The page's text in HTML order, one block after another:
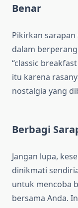
Benar
Pikirkan
dalam
“classic
itu karena
nostalgia yang
Berbagi
Jangan lupa,
dinikmati
untuk mencoba
bersama Anda.